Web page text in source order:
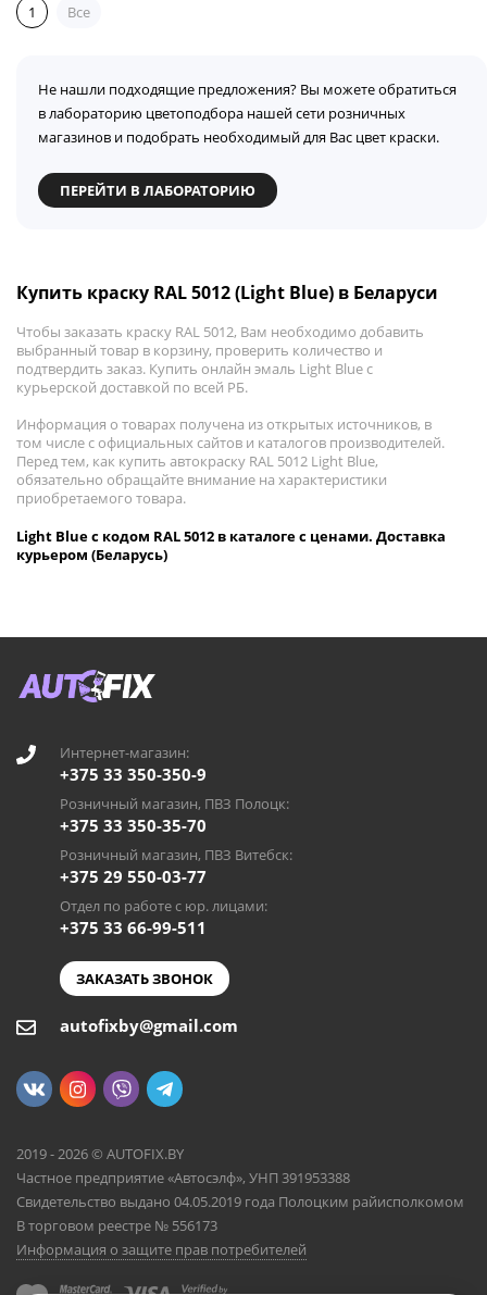
1 Все
Не нашли подходящие предложения? Вы можете обратиться
в лабораторию цветоподбора нашей сети розничных
магазинов и подобрать необходимый для Вас цвет краски.
ПЕРЕЙТИ В ЛАБОРАТОРИЮ
Купить краску RAL 5012 (Light Blue) в Беларуси
Чтобы заказать краску RAL 5012, Вам необходимо добавить
выбранный товар в корзину, проверить количество и
подтвердить заказ. Купить онлайн эмаль Light Blue с
курьерской доставкой по всей РБ.
Информация о товарах получена из открытых источников, в
том числе с официальных сайтов и каталогов производителей.
Перед тем, как купить автокраску RAL 5012 Light Blue,
обязательно обращайте внимание на характеристики
приобретаемого товара.
Light Blue с кодом RAL 5012 в каталоге с ценами. Доставка
курьером (Беларусь)
Интернет-магазин:
+375 33 350-350-9
Розничный магазин, ПВЗ Полоцк:
+375 33 350-35-70
Розничный магазин, ПВЗ Витебск:
+375 29 550-03-77
Отдел по работе с юр. лицами:
+375 33 66-99-511
ЗАКАЗАТЬ ЗВОНОК
autofixby@gmail.com
2019 - 2026 © AUTOFIX.BY
Частное предприятие «Автосэлф», УНП 391953388
Свидетельство выдано 04.05.2019 года Полоцким райисполкомом
В торговом реестре № 556173
Информация о защите прав потребителей